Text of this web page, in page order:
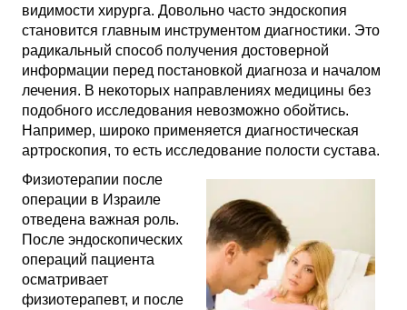
видимости хирурга. Довольно часто эндоскопия
становится главным инструментом диагностики. Это
радикальный способ получения достоверной
информации перед постановкой диагноза и началом
лечения. В некоторых направлениях медицины без
подобного исследования невозможно обойтись.
Например, широко применяется диагностическая
артроскопия, то есть исследование полости сустава.
Физиотерапии после
операции в Израиле
отведена важная роль.
После эндоскопических
операций пациента
осматривает
физиотерапевт, и после